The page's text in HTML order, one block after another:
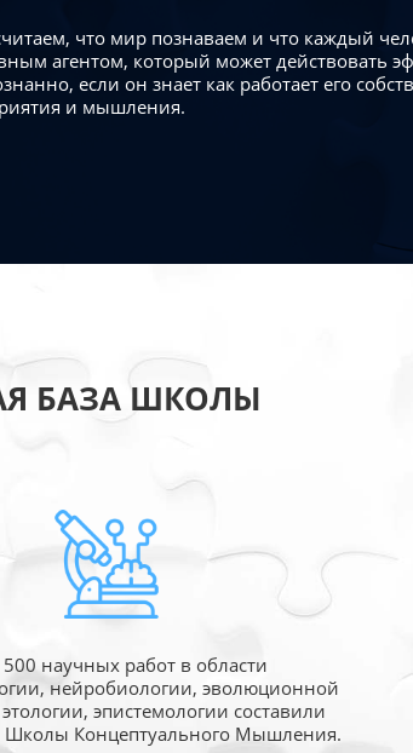
что мир познаваем и что каждый
агентом, который может действовать
если он знает как работает его
и мышления.
БАЗА ШКОЛЫ
500 научных работ в области
нейробиологии, эволюционной
эпистемологии составили
Школы Концептуального Мышления.